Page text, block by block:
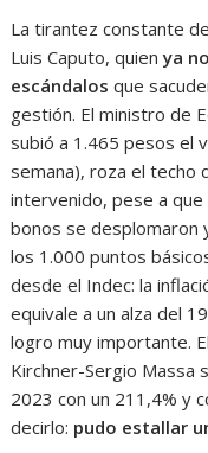
La tirantez constante
Luis Caputo, quienya
escándalos que
gestión. El ministro de
subió a 1.465 pesos el
semana), roza el techo
intervenido, pese a
bonos se desplomaron
los 1.000 puntos
desde el Indec: la
equivale a un alza del
logro muy importante.
Kirchner-Sergio Massa
2023 con un 211,4% y
decirlo: pudo estallar